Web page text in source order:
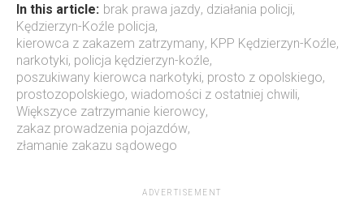
In this article: brak prawa jazdy, działania policji,
Kędzierzyn-Koźle policja,
kierowca z zakazem zatrzymany, KPP Kędzierzyn-Koźle,
narkotyki, policja kędzierzyn-koźle,
poszukiwany kierowca narkotyki, prosto z opolskiego,
prostozopolskiego, wiadomości z ostatniej chwili,
Większyce zatrzymanie kierowcy,
zakaz prowadzenia pojazdów,
złamanie zakazu sądowego
ADVERTISEMENT